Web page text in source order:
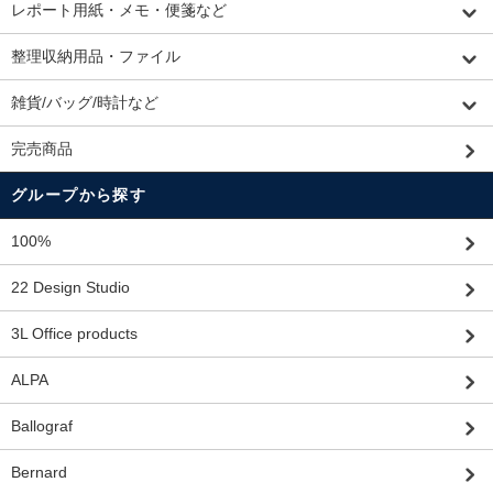
レポート用紙・メモ・便箋など
整理収納用品・ファイル
雑貨/バッグ/時計など
完売商品
グループから探す
100%
22 Design Studio
3L Office products
ALPA
Ballograf
Bernard